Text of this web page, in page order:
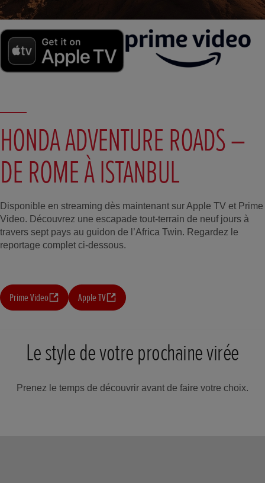
HONDA ADVENTURE ROADS –
DE ROME À ISTANBUL
Disponible en streaming dès maintenant sur Apple TV et Prime
Video. Découvrez une escapade tout-terrain de neuf jours à
travers sept pays au guidon de l’Africa Twin. Regardez le
reportage complet ci-dessous.
Prime Video Apple TV
Le style de votre prochaine virée
Prenez le temps de découvrir avant de faire votre choix.